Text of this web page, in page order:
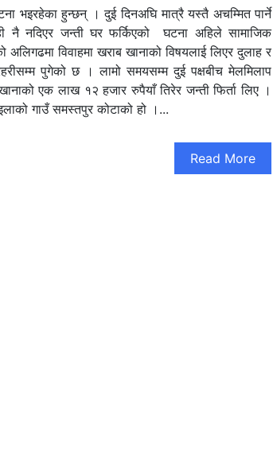
भइरहेका हुन्छन् । दुई दिनअघि मात्रै यस्तै अचम्मित पार्ने
नै नदिएर जन्ती घर फर्किएको घटना अहिले सामाजिक
विवाहमा खराब खानाको विषयलाई लिएर दुलाह र
पुगेको छ । लामो समयसम्म दुई पक्षबीच मेलमिलाप
एक लाख १२ हजार रुपैयाँ तिरेर जन्ती फिर्ता लिए ।
गाउँ समस्तपुर कोटाको हो ।...
Read More